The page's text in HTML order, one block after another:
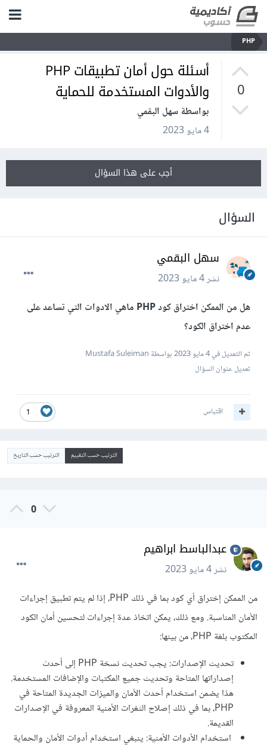
PHP
0
أسئلة حول أمان تطبيقات PHP
والأدوات المستخدمة للحماية
بواسطة سهل البقمي
4 مايو 2023
أجب على هذا السؤال
السؤال
سهل البقمي
نشر4 مايو 2023
هل من الممكن اختراق كود PHP ماهي الادوات التي تساعد على
عدم اختراق الكود؟
تم التعديل في4 مايو 2023
بواسطة Mustafa Suleiman
تعديل عنوان السؤال
1 اقتباس
الترتيب حسب التقييم الترتيب حسب التاريخ
0
عبدالباسط ابراهيم
نشر4 مايو 2023
من الممكن إختراق أي كود بما في ذلك PHP، إذا لم يتم تطبيق إجراءات
الأمان المناسبة. ومع ذلك، يمكن اتخاذ عدة إجراءات لتحسين أمان الكود
المكتوب بلغة PHP، من بينها:
تحديث الإصدارات: يجب تحديث نسخة PHP إلى أحدث
إصداراتها المتاحة وتحديث جميع المكتبات والإضافات المستخدمة.
هذا يضمن استخدام أحدث الأمان والميزات الجديدة المتاحة في
PHP، بما في ذلك إصلاح الثغرات الأمنية المعروفة في الإصدارات
القديمة.
استخدام الأدوات الأمنية: ينبغي استخدام أدوات الأمان والحماية